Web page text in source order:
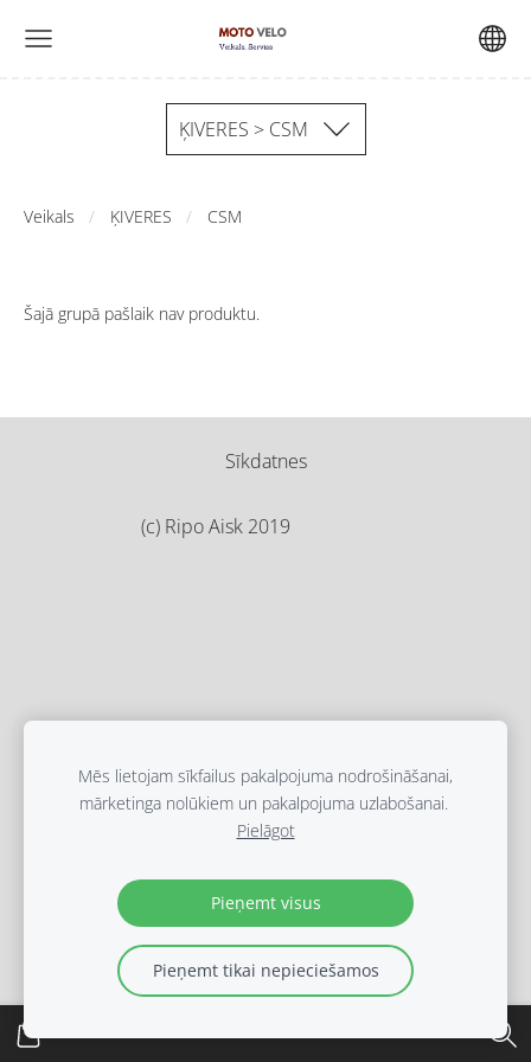
ĶIVERES > CSM
Veikals ĶIVERES CSM
Šajā grupā pašlaik nav produktu.
Sīkdatnes
(c) Ripo Aisk 2019
Mēs lietojam sīkfailus pakalpojuma nodrošināšanai,
mārketinga nolūkiem un pakalpojuma uzlabošanai.
Pielāgot
Pieņemt visus
Pieņemt tikai nepieciešamos